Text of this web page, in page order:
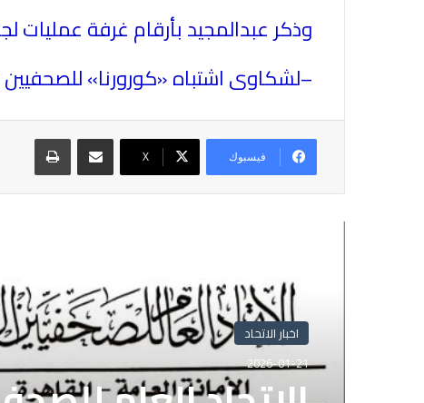
وذكر عبدالمجيد بأرقام غرفة عمليات
–لشكاوى اشتباه «كورورنا» للصحفيين وأسرهم 01288888720 واتس، ونذكركم
فيسبوك X
مشاركة عبر البريد طباعة
اخبار الاتحاد
2026-01-21